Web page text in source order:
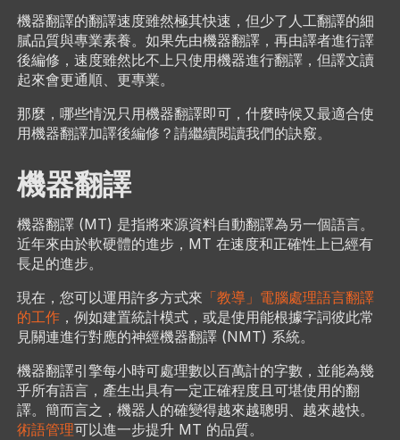
機器翻譯的翻譯速度雖然極其快速，但少了人工翻譯的細
膩品質與專業素養。如果先由機器翻譯，再由譯者進行譯
後編修，速度雖然比不上只使用機器進行翻譯，但譯文讀
起來會更通順、更專業。
那麼，哪些情況只用機器翻譯即可，什麼時候又最適合使
用機器翻譯加譯後編修？請繼續閱讀我們的訣竅。
機器翻譯
機器翻譯 (MT) 是指將來源資料自動翻譯為另一個語言。
近年來由於軟硬體的進步，MT 在速度和正確性上已經有
長足的進步。
現在，您可以運用許多方式來 「教導」電腦處理語言翻譯
的工作，例如建置統計模式，或是使用能根據字詞彼此常
見關連進行對應的神經機器翻譯 (NMT) 系統。
機器翻譯引擎每小時可處理數以百萬計的字數，並能為幾
乎所有語言，產生出具有一定正確程度且可堪使用的翻
譯。簡而言之，機器人的確變得越來越聰明、越來越快。
術語管理可以進一步提升 MT 的品質。